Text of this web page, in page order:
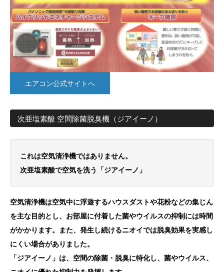
エアコン公式サイトへ
次亜塩素酸 空間除菌脱臭機（ジアイーノ）
これは空気清浄機ではありません。
次亜塩素酸で空気を洗う「ジアイーノ」
空気清浄機は空気中に浮遊するハウスダストや花粉などの集じん
を主な目的とし、お部屋に付着した菌やウイルスの抑制には時間
がかかります。また、発生し続けるニオイでは脱臭効果を実感し
にくい場合がありました。
「ジアイーノ」は、空間の除菌・脱臭に特化し、菌やウイルス、